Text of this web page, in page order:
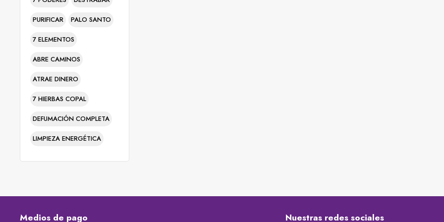
PURIFICAR PALO SANTO
7 ELEMENTOS
ABRE CAMINOS
ATRAE DINERO
7 HIERBAS COPAL
DEFUMACIÓN COMPLETA
LIMPIEZA ENERGÉTICA
Medios de pago Nuestras redes sociales